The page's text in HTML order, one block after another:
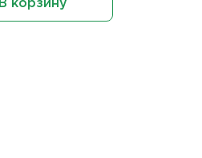
В корзину